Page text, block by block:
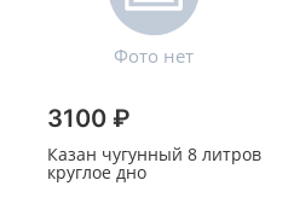
3100 ₽
Казан чугунный 8 литров
круглое дно